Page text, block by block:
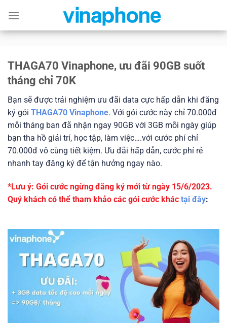
content
THAGA70 Vinaphone, ưu đãi 90GB suốt
tháng chỉ 70K
Bạn sẽ được trải nghiệm ưu đãi data cực hấp dẫn khi đăng
ký gói THAGA70 Vinaphone. Với gói cước này chỉ 70.000đ
mỗi tháng ban đã nhận ngay 90GB với 3GB mỗi ngày giúp
bạn tha hồ giải trí, học tập, làm việc….với cước phí chỉ
70.000đ vô cùng tiết kiệm. Ưu đãi hấp dẫn, cước phí rẻ
nhanh tay đăng ký để tận hưởng ngay nào.
*Lưu ý: Gói cước ngừng đăng ký mới từ ngày 15/6/2023.
Quý khách có thể tham khảo các gói cước khác tại đây: